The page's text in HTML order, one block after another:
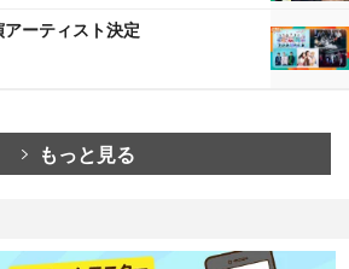
ーティスト決定
もっと見る